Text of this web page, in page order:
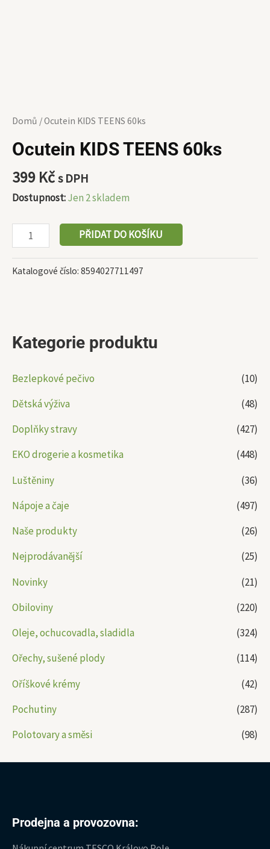
Kategorie produktu
Bezlepkové pečivo
(10)
Dětská výživa
(48)
Doplňky stravy
(427)
EKO drogerie a kosmetika
(448)
Luštěniny
(36)
Nápoje a čaje
(497)
Naše produkty
(26)
Nejprodávanější
(25)
Novinky
(21)
Obiloviny
(220)
Oleje, ochucovadla, sladidla
(324)
Ořechy, sušené plody
(114)
Oříškové krémy
(42)
Pochutiny
(287)
Polotovary a směsi
(98)
Domů / Ocutein KIDS TEENS 60ks
Ocutein KIDS TEENS 60ks
399 Kčs DPH
Dostupnost:Jen 2 skladem
PŘIDAT DO KOŠÍKU
Katalogové číslo: 8594027711497
Prodejna a provozovna: